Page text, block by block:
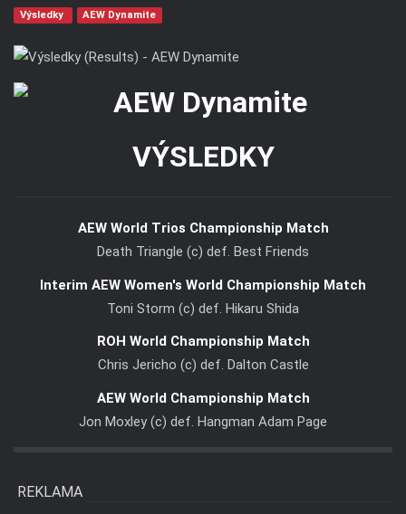
Výsledky AEW Dynamite
VÝSLEDKY
AEW World Trios Championship Match
Death Triangle (c) def. Best Friends
Interim AEW Women's World Championship Match
Toni Storm (c) def. Hikaru Shida
ROH World Championship Match
Chris Jericho (c) def. Dalton Castle
AEW World Championship Match
Jon Moxley (c) def. Hangman Adam Page
REKLAMA